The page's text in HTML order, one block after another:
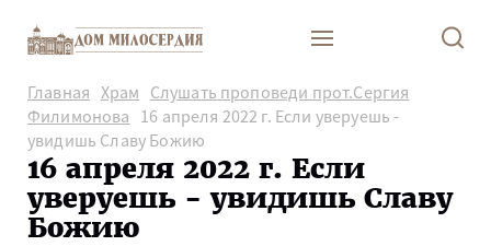
Главная Храм Слушать проповеди прот.Сергия
Филимонова 16 апреля 2022 г. Если уверуешь -
увидишь Славу Божию
16 апреля 2022 г. Если
уверуешь - увидишь Славу
Божию